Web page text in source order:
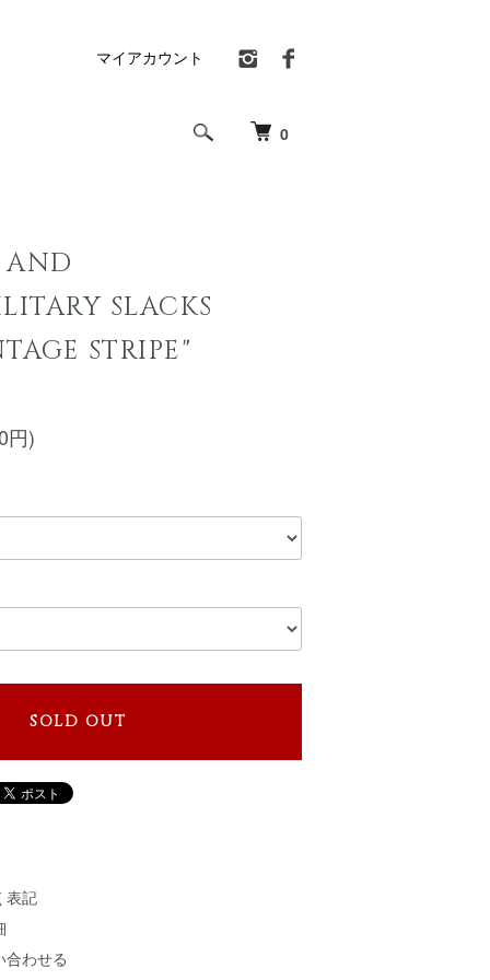
0
マイアカウント
AND
SLACKS
STRIPE"
円)
SOLD OUT
表記
合わせる